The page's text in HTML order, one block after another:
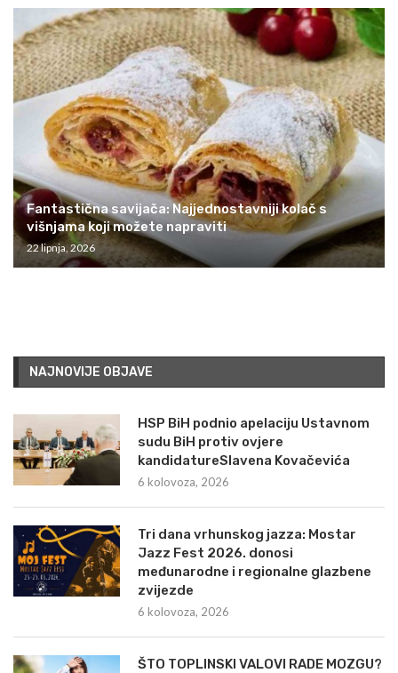
Fantastična savijača: Najjednostavniji kolač s
višnjama koji možete napraviti
22 lipnja, 2026
NAJNOVIJE OBJAVE
HSP BiH podnio apelaciju Ustavnom
sudu BiH protiv ovjere
kandidatureSlavena Kovačevića
6 kolovoza, 2026
Tri dana vrhunskog jazza: Mostar
Jazz Fest 2026. donosi
međunarodne i regionalne glazbene
zvijezde
6 kolovoza, 2026
ŠTO TOPLINSKI VALOVI RADE MOZGU?